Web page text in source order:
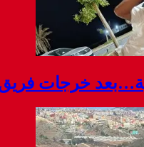
خرجات فريق